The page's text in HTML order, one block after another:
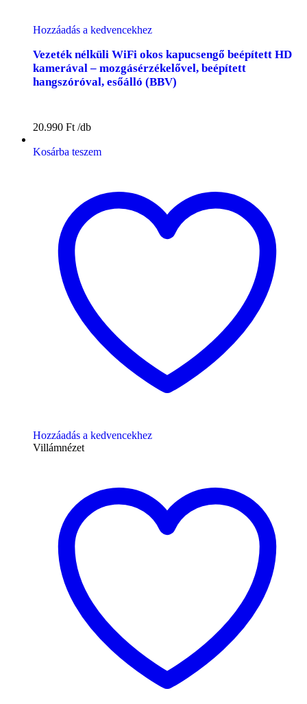
Hozzáadás a kedvencekhez
Vezeték nélküli WiFi okos kapucsengő beépített HD
kamerával – mozgásérzékelővel, beépített
hangszóróval, esőálló (BBV)
20.990 Ft
Kosárba teszem
Hozzáadás a kedvencekhez
Villámnézet